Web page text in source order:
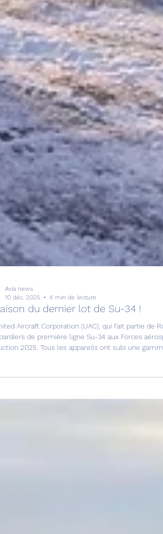
Avia news
10 déc. 2025
4 min de lecture
du dernier lot de Su-34 !
de première ligne Su-34 aux Forces
a rapporté l’UAC.